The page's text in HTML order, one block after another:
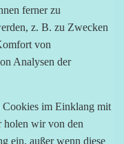
ferner zu
z. B. zu Zwecken
von
Analysen der
Cookies im Einklang mit
holen wir von den
ein, außer wenn diese